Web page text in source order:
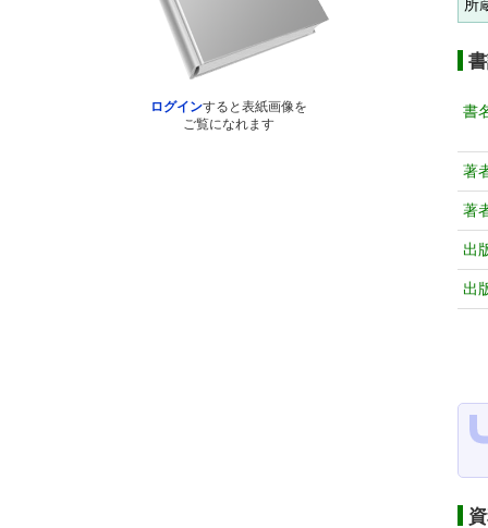
ログインすると表紙画像を
ご覧になれます
所
書
著
著
出
出